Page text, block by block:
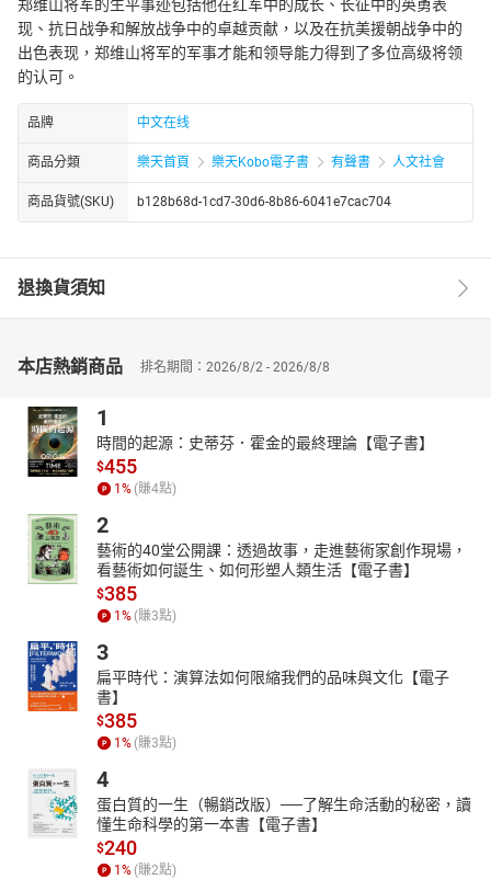
郑维山将军的生平事迹包括他在红军中的成长、长征中的英勇表
现、抗日战争和解放战争中的卓越贡献，以及在抗美援朝战争中的
出色表现，郑维山将军的军事才能和领导能力得到了多位高级将领
的认可。
品牌 中文在线
商品分類 樂天首頁 樂天Kobo電子書 有聲書 人文社會
商品貨號(SKU) b128b68d-1cd7-30d6-8b86-6041e7cac704
退換貨須知
本店熱銷商品 排名期間：2026/8/2 - 2026/8/8
1
時間的起源：史蒂芬．霍金的最終理論【電子書】
$455
1% (賺4點)
2
藝術的40堂公開課：透過故事，走進藝術家創作現場，
看藝術如何誕生、如何形塑人類生活【電子書】
$385
1% (賺3點)
3
扁平時代：演算法如何限縮我們的品味與文化【電子
書】
$385
1% (賺3點)
4
蛋白質的一生（暢銷改版）──了解生命活動的秘密，讀
懂生命科學的第一本書【電子書】
$240
1% (賺2點)